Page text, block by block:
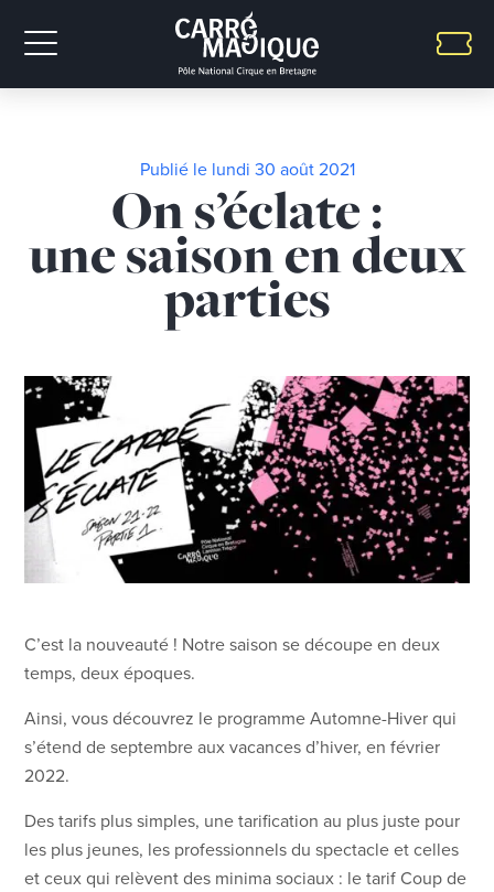
Publié le lundi 30 août 2021
On s’éclate :
une saison en deux
parties
C’est la nouveauté ! Notre saison se découpe en deux
temps, deux époques.
Ainsi, vous découvrez le programme Automne-Hiver qui
s’étend de septembre aux vacances d’hiver, en février
2022.
Des tarifs plus simples, une tarification au plus juste pour
les plus jeunes, les professionnels du spectacle et celles
et ceux qui relèvent des minima sociaux : le tarif Coup de